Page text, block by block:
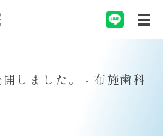
山形市の布施歯科医院。丁寧な説明
しました。 - 布施歯科